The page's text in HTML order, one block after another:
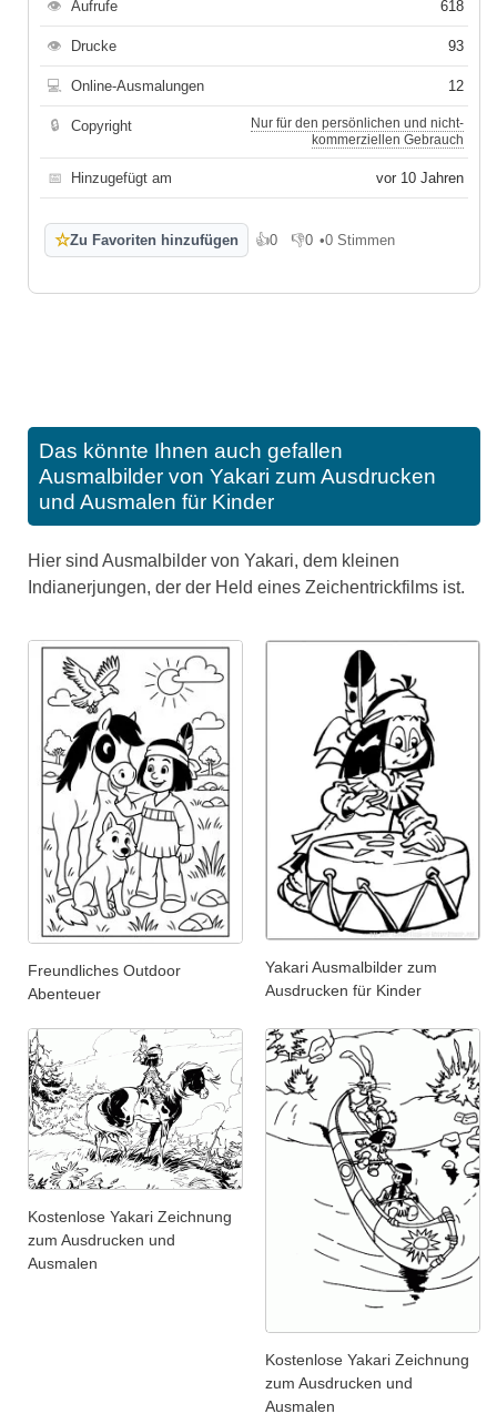
👁 Aufrufe 618
👁 Drucke 93
💻 Online-Ausmalungen 12
🔒 Copyright
Nur für den persönlichen und nicht-
kommerziellen Gebrauch
📅 Hinzugefügt am vor 10 Jahren
☆Zu Favoriten hinzufügen 👍0
Gefällt mir
👎0
Gefällt mir nicht
•0 Stimmen
Das könnte Ihnen auch gefallen
Ausmalbilder von Yakari zum Ausdrucken
und Ausmalen für Kinder
Hier sind Ausmalbilder von Yakari, dem kleinen
Indianerjungen, der der Held eines Zeichentrickfilms ist.
Freundliches Outdoor
Abenteuer
Yakari Ausmalbilder zum
Ausdrucken für Kinder
Kostenlose Yakari Zeichnung
zum Ausdrucken und
Ausmalen
Kostenlose Yakari Zeichnung
zum Ausdrucken und
Ausmalen